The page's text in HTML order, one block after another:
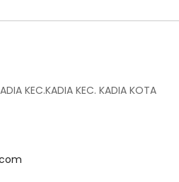
KEC.KADIA KEC. KADIA KOTA